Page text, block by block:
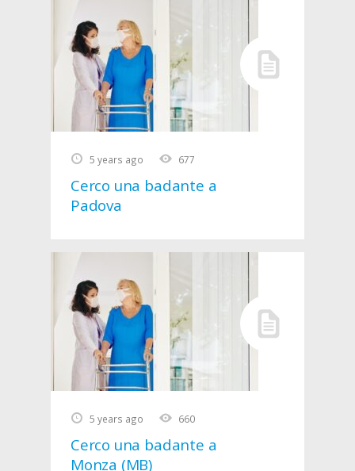
5 years ago 677
Cerco una badante a
Padova
5 years ago 660
Cerco una badante a
Monza (MB)